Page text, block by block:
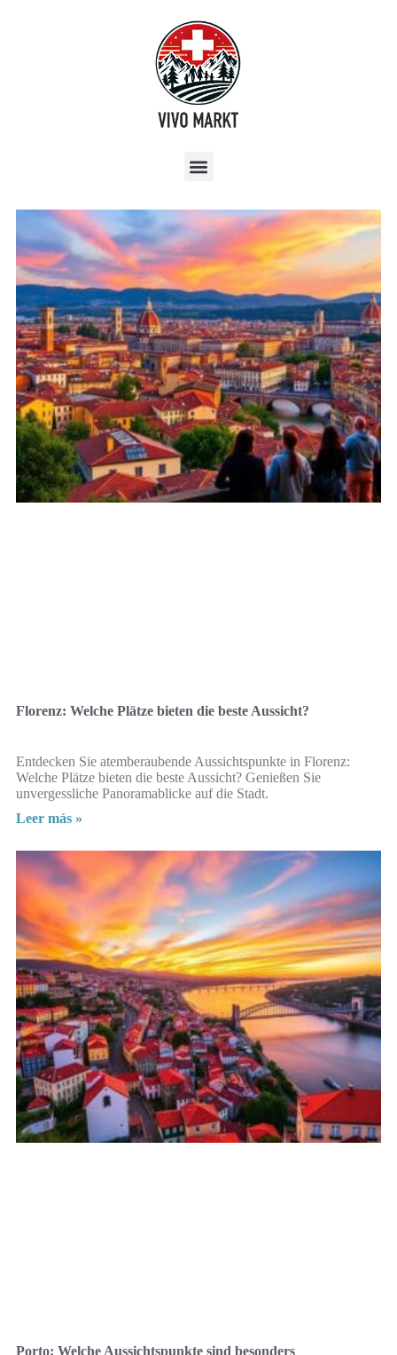
Florenz: Welche Plätze bieten die beste Aussicht?
Entdecken Sie atemberaubende Aussichtspunkte in Florenz:
Welche Plätze bieten die beste Aussicht? Genießen Sie
unvergessliche Panoramablicke auf die Stadt.
Leer más »
Porto: Welche Aussichtspunkte sind besonders